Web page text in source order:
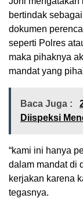
bertindak
dokumen
seperti Polres
maka pihaknya
mandat yang
Baca Juga :
Diispeksi
“kami ini hanya
dalam mandat di
kerjakan karena
tegasnya.